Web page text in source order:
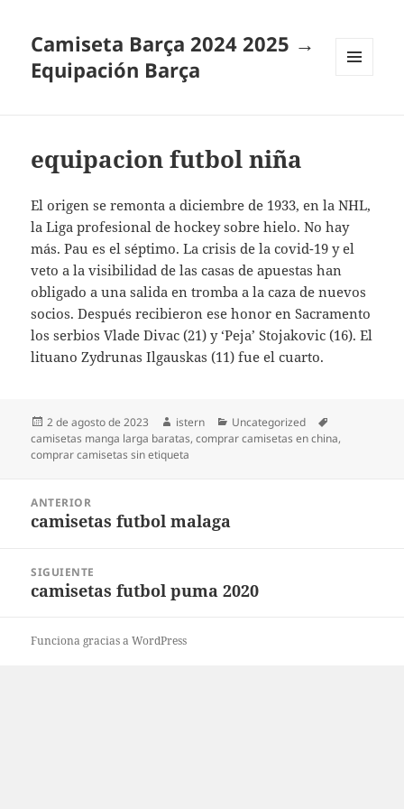
Camiseta Barça 2024 2025 →
Equipación Barça
equipacion futbol niña
El origen se remonta a diciembre de 1933, en la NHL,
la Liga profesional de hockey sobre hielo. No hay
más. Pau es el séptimo. La crisis de la covid-19 y el
veto a la visibilidad de las casas de apuestas han
obligado a una salida en tromba a la caza de nuevos
socios. Después recibieron ese honor en Sacramento
los serbios Vlade Divac (21) y ‘Peja’ Stojakovic (16). El
lituano Zydrunas Ilgauskas (11) fue el cuarto.
Publicado
el
2 de agosto de 2023 Autor
istern Categorías
Uncategorized
camisetas manga larga baratas,comprar camisetas en china,
comprar camisetas sin etiqueta
entradas
ANTERIOR
Entrada
camisetas futbol malaga
SIGUIENTE
Entrada
camisetas futbol puma 2020
Funciona gracias a WordPress